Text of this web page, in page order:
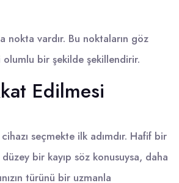
nokta vardır. Bu noktaların göz
olumlu bir şekilde şekillendirir.
Edilmesi
seçmekte ilk adımdır. Hafif bir
bir kayıp söz konusuysa, daha
türünü bir uzmanla